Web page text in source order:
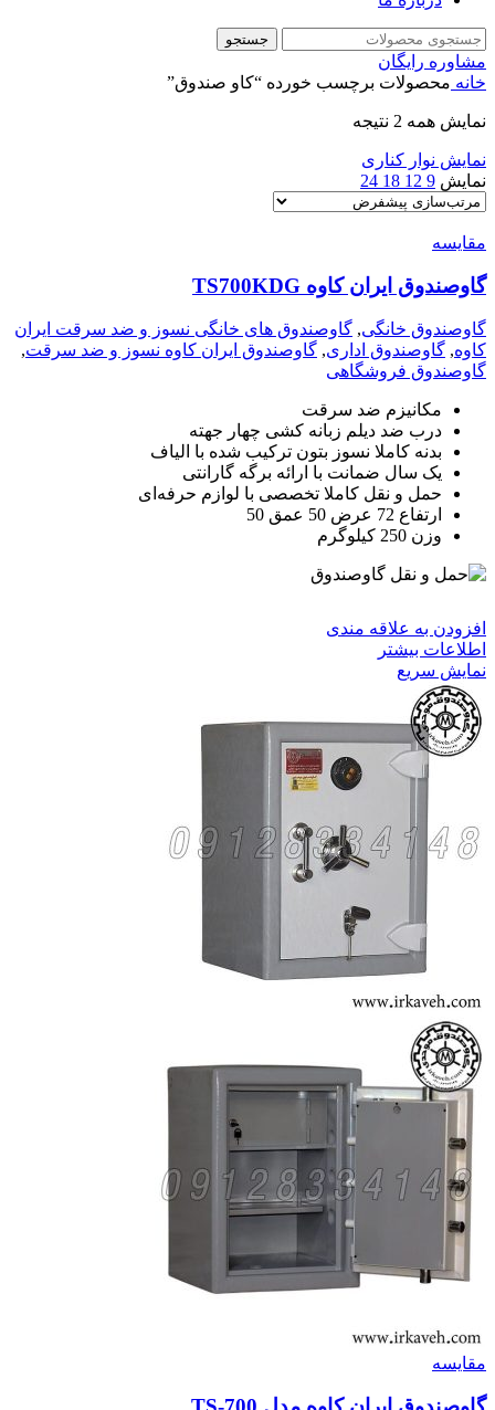
جستجو
مشاوره رایگان
خانه محصولات برچسب خورده “کاو صندوق”
نمایش همه 2 نتیجه
نمایش نوار کناری
نمایش 9
12
18
24
مقايسه
گاوصندوق ایران کاوه TS700KDG
گاوصندوق خانگی, گاوصندوق های خانگی نسوز و ضد سرقت ایران
کاوه, گاوصندوق اداری, گاوصندوق ایران کاوه نسوز و ضد سرقت,
گاوصندوق فروشگاهی
مکانیزم ضد سرقت
درب ضد دیلم زبانه کشی چهار جهته
بدنه کاملا نسوز بتون ترکیب شده با الیاف
یک سال ضمانت با ارائه برگه گارانتی
حمل و نقل کاملا تخصصی با لوازم حرفه‌ای
ارتفاع 72 عرض 50 عمق 50
وزن 250 کیلوگرم
افزودن به علاقه مندی
اطلاعات بیشتر
نمایش سریع
مقايسه